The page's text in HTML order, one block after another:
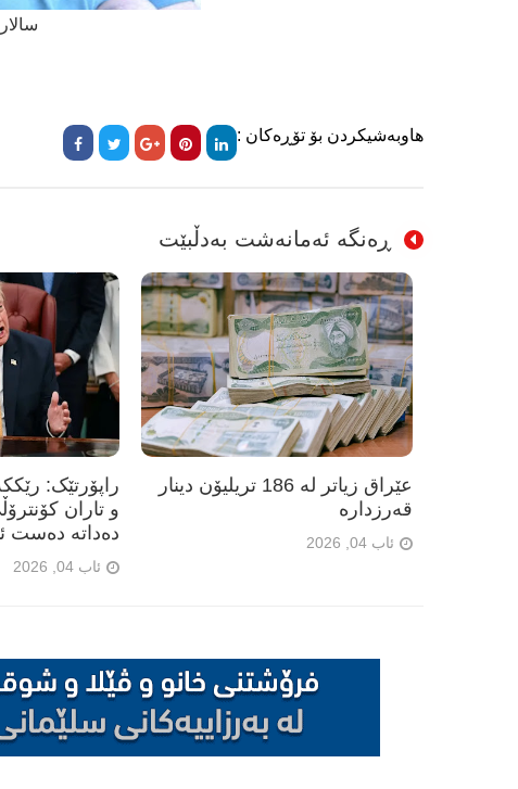
هاوبەشیکردن بۆ تۆڕەکان :
ڕەنگە ئەمانەشت بەدڵبێت
راپۆرتێک:
و تاران
دەداتە دەست
ئاب 04, 2026
عێراق زیاتر لە 186 تریلیۆن دینار
قەرزدارە
ئاب 04, 2026